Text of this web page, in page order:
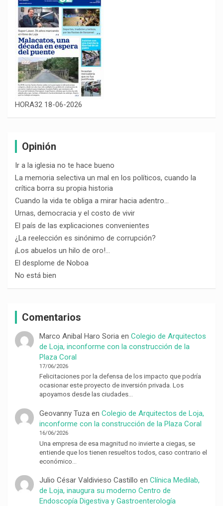
HORA32 18-06-2026
Opinión
Ir a la iglesia no te hace bueno
La memoria selectiva un mal en los políticos, cuando la
crítica borra su propia historia
Cuando la vida te obliga a mirar hacia adentro…
Urnas, democracia y el costo de vivir
El país de las explicaciones convenientes
¿La reelección es sinónimo de corrupción?
¡Los abuelos un hilo de oro!…
El desplome de Noboa
No está bien
Comentarios
Marco Anibal Haro Soriaen Colegio de Arquitectos
de Loja, inconforme con la construcción de la
Plaza Coral
17/06/2026
Felicitaciones por la defensa de los impacto que podría
ocasionar este proyecto de inversión privada. Los
apoyamos desde las ciudades…
Geovanny Tuzaen Colegio de Arquitectos de Loja,
inconforme con la construcción de la Plaza Coral
16/06/2026
Una empresa de esa magnitud no invierte a ciegas, se
entiende que los tienen resueltos todos, caso contrario el
económico…
Julio César Valdivieso Castillo en Clínica Medilab,
de Loja, inaugura su moderno Centro de
Endoscopía Digestiva y Gastroenterología